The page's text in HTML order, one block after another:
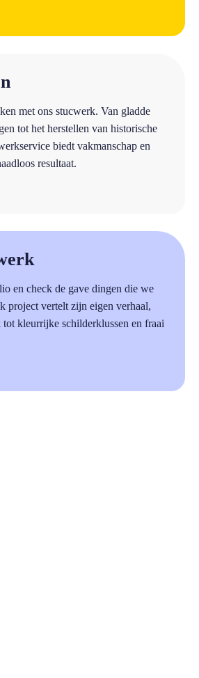
met ons stucwerk. Van gladde
tot het herstellen van historische
biedt vakmanschap en
resultaat.
en check de gave dingen die we
project vertelt zijn eigen verhaal,
kleurrijke schilderklussen en fraai